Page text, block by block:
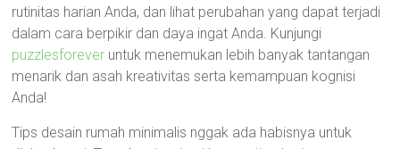
rutinitas harian Anda, dan lihat perubahan yang dapat terjadi
dalam cara berpikir dan daya ingat Anda. Kunjungi
puzzlesforever untuk menemukan lebih banyak tantangan
menarik dan asah kreativitas serta kemampuan kognisi
Anda!
Tips desain rumah minimalis nggak ada habisnya untuk